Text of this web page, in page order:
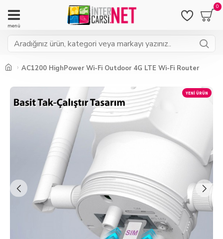
0
AC1200 HighPower Wi-Fi Outdoor 4G LTE Wi-Fi Router
YENI ÜRÜN